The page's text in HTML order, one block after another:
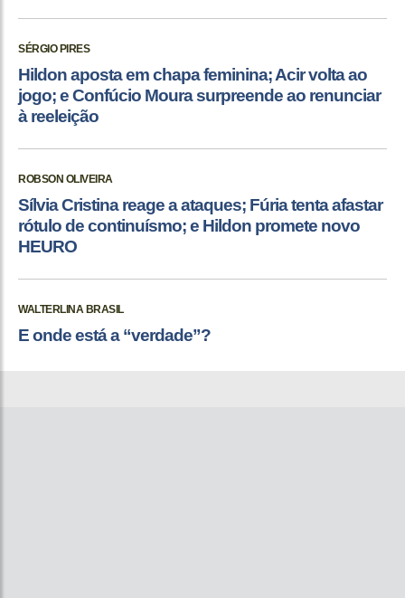
SÉRGIO PIRES
Hildon aposta em chapa feminina; Acir volta ao
jogo; e Confúcio Moura surpreende ao renunciar
à reeleição
ROBSON OLIVEIRA
Sílvia Cristina reage a ataques; Fúria tenta afastar
rótulo de continuísmo; e Hildon promete novo
HEURO
WALTERLINA BRASIL
E onde está a “verdade”?